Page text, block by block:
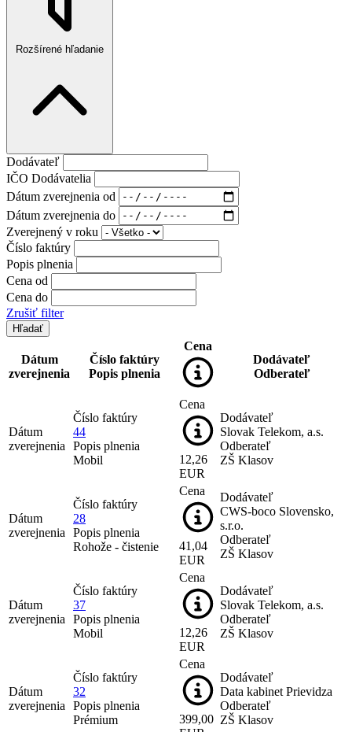
Rozšírené hľadanie
Dodávateľ
IČO Dodávatelia
Dátum zverejnenia od
Dátum zverejnenia do
Zverejnený v roku
Číslo faktúry
Popis plnenia
Cena od
Cena do
Zrušiť filter
Dátum
zverejnenia
Číslo faktúry
Popis plnenia
Cena
Dodávateľ
Odberateľ
Dátum
zverejnenia
Číslo faktúry
44
Popis plnenia
Mobil
Cena
12,26
EUR
Dodávateľ
Slovak Telekom, a.s.
Odberateľ
ZŠ Klasov
Dátum
zverejnenia
Číslo faktúry
28
Popis plnenia
Rohože - čistenie
Cena
41,04
EUR
Dodávateľ
CWS-boco Slovensko,
s.r.o.
Odberateľ
ZŠ Klasov
Dátum
zverejnenia
Číslo faktúry
37
Popis plnenia
Mobil
Cena
12,26
EUR
Dodávateľ
Slovak Telekom, a.s.
Odberateľ
ZŠ Klasov
Dátum
zverejnenia
Číslo faktúry
32
Popis plnenia
Prémium
Cena
399,00
Dodávateľ
Data kabinet Prievidza
Odberateľ
ZŠ Klasov